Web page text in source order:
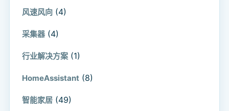
风速风向 (4)
采集器 (4)
行业解决方案 (1)
HomeAssistant (8)
智能家居 (49)